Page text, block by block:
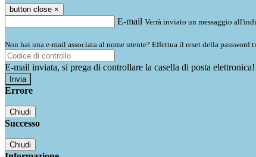
button close ×
E-mail Verrà inviato un messaggio
Non hai una e-mail associata al nome utente? Effettua il reset della password
E-mail inviata, si prega di controllare la casella di posta elettronica!
Errore
Chiudi
Successo
Chiudi